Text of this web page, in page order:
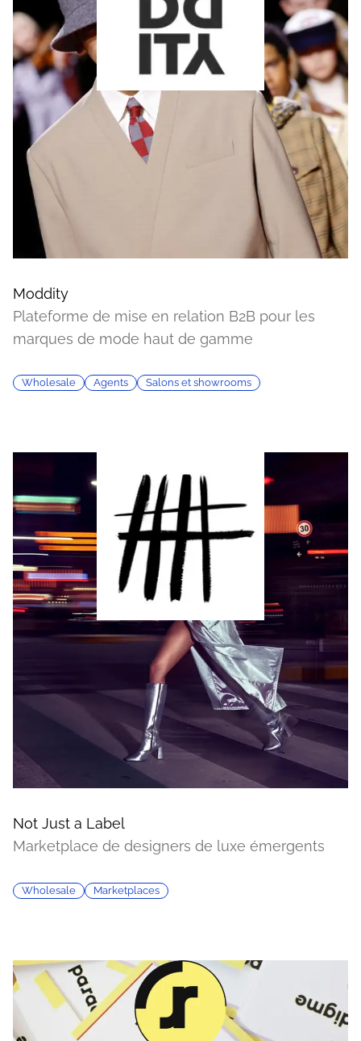
Moddity
Plateforme de mise en relation B2B pour les
marques de mode haut de gamme
Wholesale Agents Salons et showrooms
Not Just a Label
Marketplace de designers de luxe émergents
Wholesale Marketplaces